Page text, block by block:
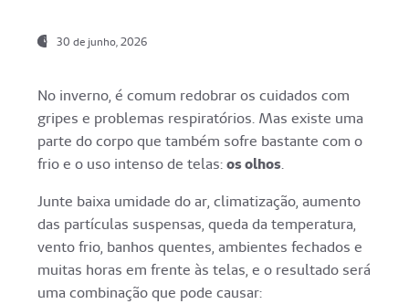
30 de junho, 2026
No inverno, é comum redobrar os cuidados com
gripes e problemas respiratórios. Mas existe uma
parte do corpo que também sofre bastante com o
frio e o uso intenso de telas:os olhos.
Junte baixa umidade do ar, climatização, aumento
das partículas suspensas, queda da temperatura,
vento frio, banhos quentes, ambientes fechados e
muitas horas em frente às telas, e o resultado será
uma combinação que pode causar: